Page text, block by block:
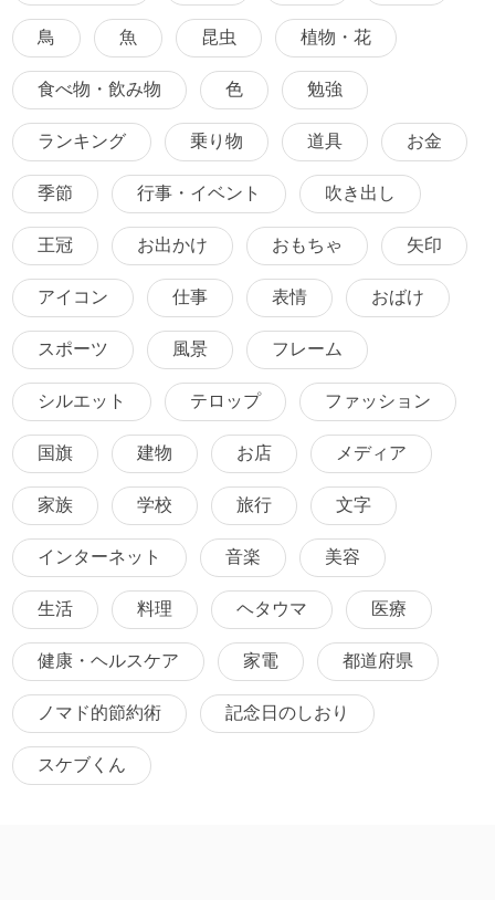
鳥 魚 昆虫 植物・花
食べ物・飲み物 色 勉強
ランキング 乗り物 道具 お金
季節 行事・イベント 吹き出し
王冠 お出かけ おもちゃ 矢印
アイコン 仕事 表情 おばけ
スポーツ 風景 フレーム
シルエット テロップ ファッション
国旗 建物 お店 メディア
家族 学校 旅行 文字
インターネット 音楽 美容
生活 料理 ヘタウマ 医療
健康・ヘルスケア 家電 都道府県
ノマド的節約術 記念日のしおり
スケブくん